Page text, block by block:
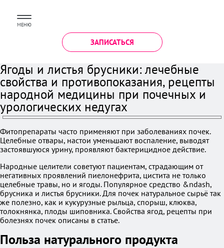
МЕНЮ
ЗАПИСАТЬСЯ
Ягоды и листья брусники: лечебные
свойства и противопоказания, рецепты
народной медицины при почечных и
урологических недугах
Фитопрепараты часто применяют при заболеваниях почек.
Целебные отвары, настои уменьшают воспаление, выводят
застоявшуюся урину, проявляют бактерицидное действие.
Народные целители советуют пациентам, страдающим от
негативных проявлений пиелонефрита, цистита не только
целебные травы, но и ягоды. Популярное средство &ndash,
брусника и листья брусники. Для почек натуральное сырьё так
же полезно, как и кукурузные рыльца, спорыш, клюква,
толокнянка, плоды шиповника. Свойства ягод, рецепты при
болезнях почек описаны в статье.
Польза натурального продукта